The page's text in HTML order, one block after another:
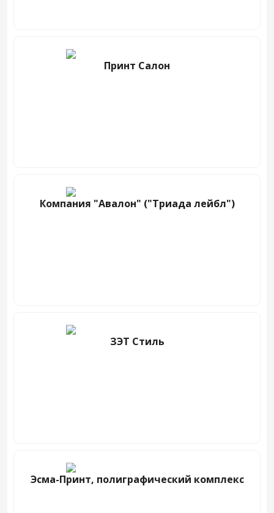
Принт Салон
Компания "Авалон" ("Триада лейбл")
ЗЭТ Стиль
Эсма-Принт, полиграфический комплекс